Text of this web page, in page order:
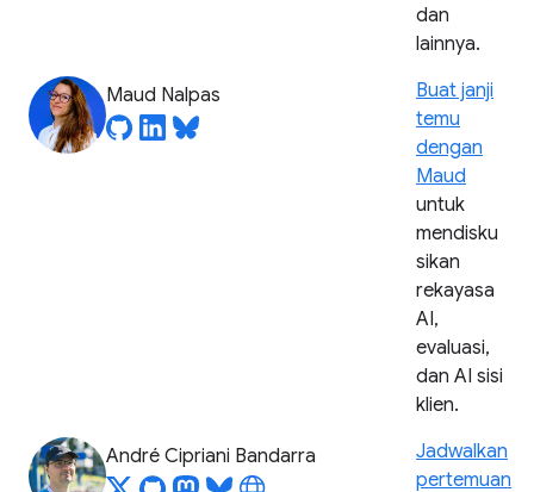
dan
lainnya.
Maud Nalpas
Buat janji
temu
dengan
Maud
untuk
mendisku
sikan
rekayasa
AI,
evaluasi,
dan AI sisi
klien.
André Cipriani Bandarra
Jadwalkan
pertemuan